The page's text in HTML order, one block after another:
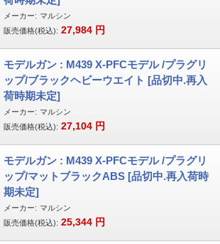
メーカー: マルシン
販売価格(税込): 27,984 円
モデルガン : M439 X-PFCモデル /プラグリ
ップ/ブラックヘビーウエイト [品切中.再入
荷時期未定]
メーカー: マルシン
販売価格(税込): 27,104 円
モデルガン : M439 X-PFCモデル /プラグリ
ップ/マットブラックABS [品切中.再入荷時
期未定]
メーカー: マルシン
販売価格(税込): 25,344 円